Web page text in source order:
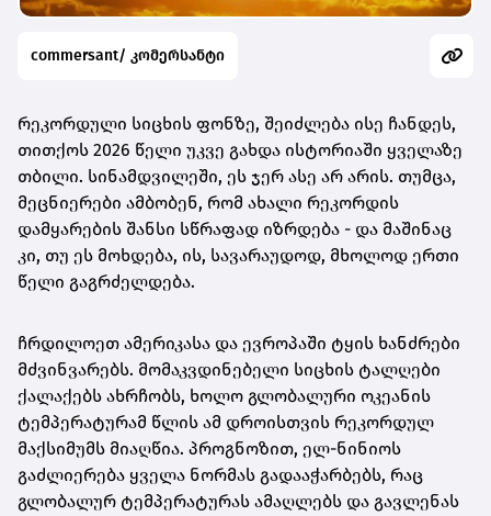
commersant/ კომერსანტი
რეკორდული სიცხის ფონზე, შეიძლება ისე ჩანდეს,
თითქოს 2026 წელი უკვე გახდა ისტორიაში ყველაზე
თბილი. სინამდვილეში, ეს ჯერ ასე არ არის. თუმცა,
მეცნიერები ამბობენ, რომ ახალი რეკორდის
დამყარების შანსი სწრაფად იზრდება - და მაშინაც
კი, თუ ეს მოხდება, ის, სავარაუდოდ, მხოლოდ ერთი
წელი გაგრძელდება.
ჩრდილოეთ ამერიკასა და ევროპაში ტყის ხანძრები
მძვინვარებს. მომაკვდინებელი სიცხის ტალღები
ქალაქებს ახრჩობს, ხოლო გლობალური ოკეანის
ტემპერატურამ წლის ამ დროისთვის რეკორდულ
მაქსიმუმს მიაღწია. პროგნოზით, ელ-ნინიოს
გაძლიერება ყველა ნორმას გადააჭარბებს, რაც
გლობალურ ტემპერატურას ამაღლებს და გავლენას